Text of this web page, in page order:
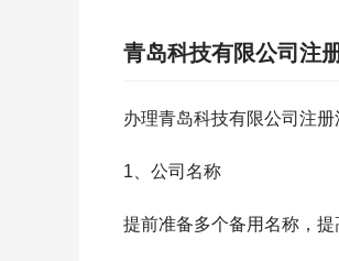
青岛科技有限公司注
办理青岛科技有限公司注
1、公司名称
提前准备多个备用名称，提